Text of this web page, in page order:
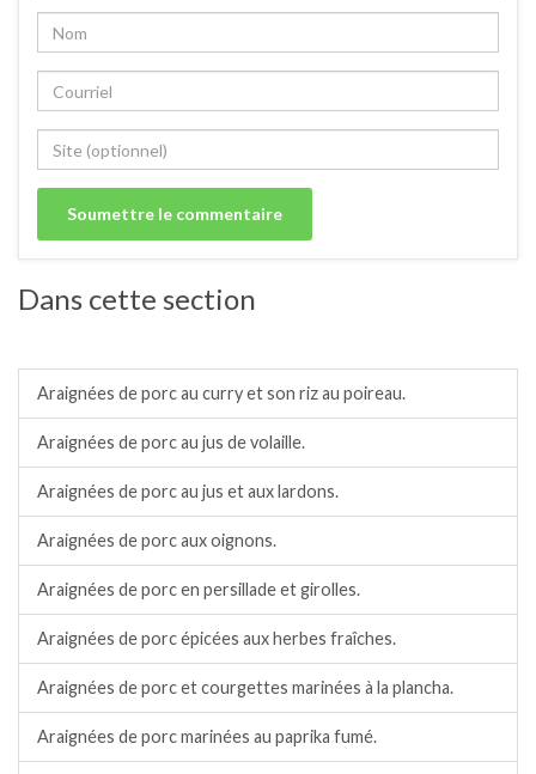
Dans cette section
Araignées de porc au curry et son riz au poireau.
Araignées de porc au jus de volaille.
Araignées de porc au jus et aux lardons.
Araignées de porc aux oignons.
Araignées de porc en persillade et girolles.
Araignées de porc épicées aux herbes fraîches.
Araignées de porc et courgettes marinées à la plancha.
Araignées de porc marinées au paprika fumé.